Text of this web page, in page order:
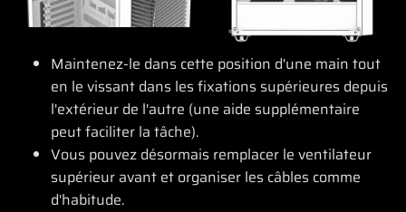
Maintenez-le dans cette position d'une main tout
en le vissant dans les fixations supérieures depuis
l'extérieur de l'autre (une aide supplémentaire
peut faciliter la tâche).
Vous pouvez désormais remplacer le ventilateur
supérieur avant et organiser les câbles comme
d'habitude.